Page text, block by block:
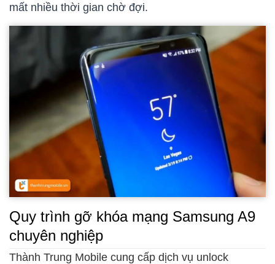
mất nhiều thời gian chờ đợi.
Quy trình gỡ khóa mạng Samsung A9
chuyên nghiệp
Thành Trung Mobile cung cấp dịch vụ unlock